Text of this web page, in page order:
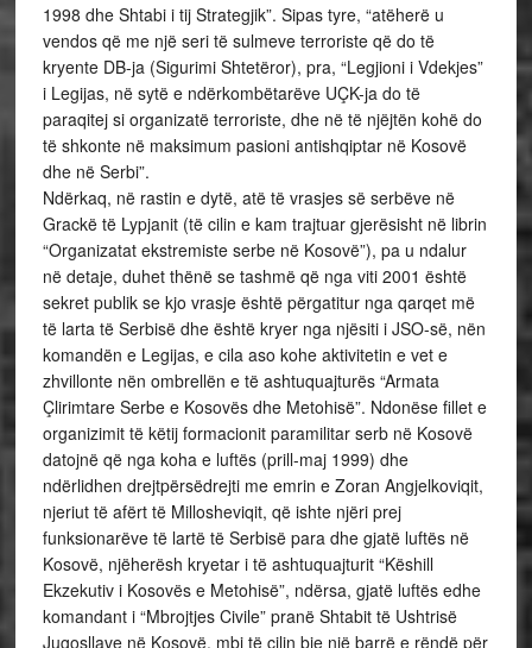
1998 dhe Shtabi i tij Strategjik”. Sipas tyre, “atëherë u
vendos që me një seri të sulmeve terroriste që do të
kryente DB-ja (Sigurimi Shtetëror), pra, “Legjioni i Vdekjes”
i Legijas, në sytë e ndërkombëtarëve UÇK-ja do të
paraqitej si organizatë terroriste, dhe në të njëjtën kohë do
të shkonte në maksimum pasioni antishqiptar në Kosovë
dhe në Serbi”.
Ndërkaq, në rastin e dytë, atë të vrasjes së serbëve në
Grackë të Lypjanit (të cilin e kam trajtuar gjerësisht në librin
“Organizatat ekstremiste serbe në Kosovë”), pa u ndalur
në detaje, duhet thënë se tashmë që nga viti 2001 është
sekret publik se kjo vrasje është përgatitur nga qarqet më
të larta të Serbisë dhe është kryer nga njësiti i JSO-së, nën
komandën e Legijas, e cila aso kohe aktivitetin e vet e
zhvillonte nën ombrellën e të ashtuquajturës “Armata
Çlirimtare Serbe e Kosovës dhe Metohisë”. Ndonëse fillet e
organizimit të këtij formacionit paramilitar serb në Kosovë
datojnë që nga koha e luftës (prill-maj 1999) dhe
ndërlidhen drejtpërsëdrejti me emrin e Zoran Angjelkoviqit,
njeriut të afërt të Millosheviqit, që ishte njëri prej
funksionarëve të lartë të Serbisë para dhe gjatë luftës në
Kosovë, njëherësh kryetar i të ashtuquajturit “Këshill
Ekzekutiv i Kosovës e Metohisë”, ndërsa, gjatë luftës edhe
komandant i “Mbrojtjes Civile” pranë Shtabit të Ushtrisë
Jugosllave në Kosovë, mbi të cilin bie një barrë e rëndë për